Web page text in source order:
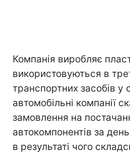
Компанія виробляє
використовуються в
транспортних засобів у
автомобільні компанії
замовлення на
автокомпонентів за
в результаті чого